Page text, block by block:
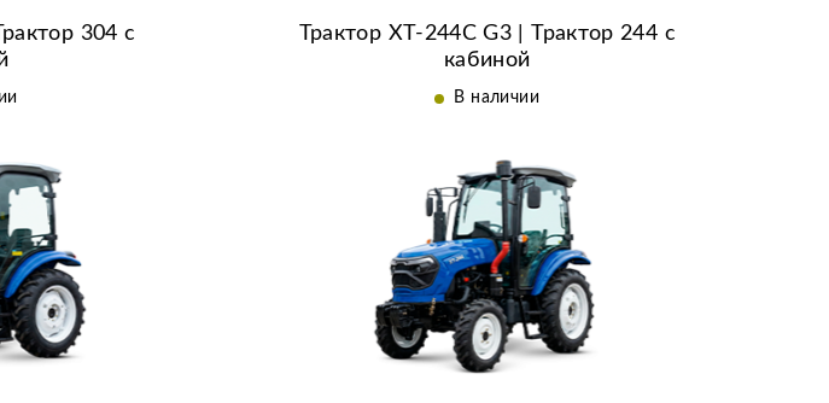
304 c
Трактор ХТ-244C G3 | Трактор 244 c
кабиной
В наличии